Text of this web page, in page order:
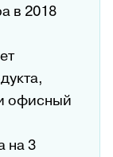
в 2018
офисный
на 3